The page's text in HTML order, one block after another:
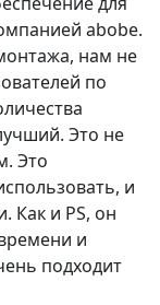
abobe.
нам не
по
Это не
Это
и
Как и PS, он
и
подходит